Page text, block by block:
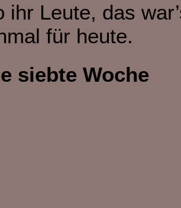
ihr Leute, das
für heute.
siebte Woche